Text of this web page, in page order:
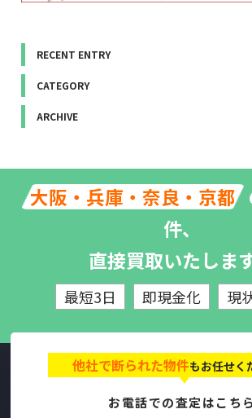
RECENT ENTRY
CATEGORY
ARCHIVE
大阪・兵庫・奈良・京都
件、
直接買取いたしま
最短3日 即現金化 現
他社で断られた物件もお任せく
お電話での査定はこちら